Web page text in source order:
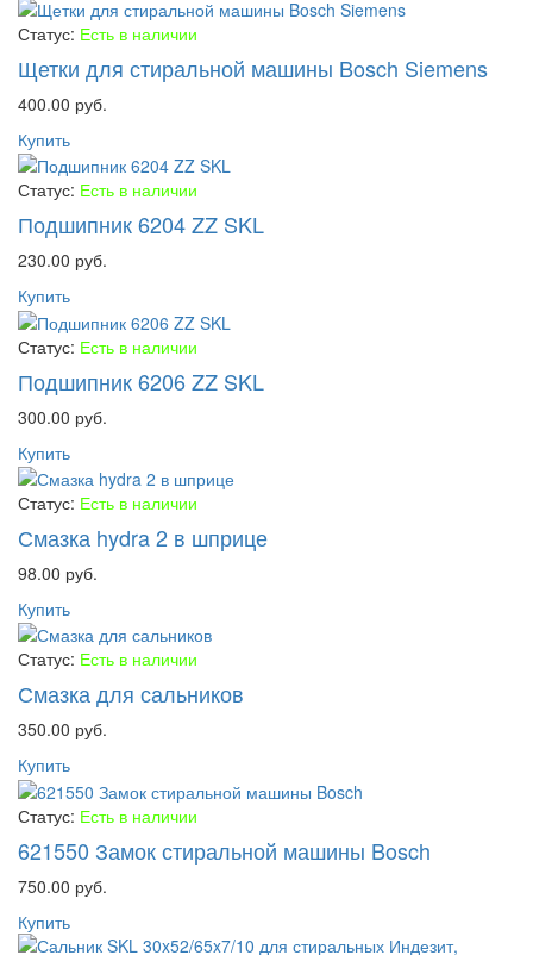
Статус: Есть в наличии
Щетки для стиральной машины Bosch Siemens
400.00 руб.
Купить
Статус: Есть в наличии
Подшипник 6204 ZZ SKL
230.00 руб.
Купить
Статус: Есть в наличии
Подшипник 6206 ZZ SKL
300.00 руб.
Купить
Статус: Есть в наличии
Смазка hydra 2 в шприце
98.00 руб.
Купить
Статус: Есть в наличии
Смазка для сальников
350.00 руб.
Купить
Статус: Есть в наличии
621550 Замок стиральной машины Bosch
750.00 руб.
Купить